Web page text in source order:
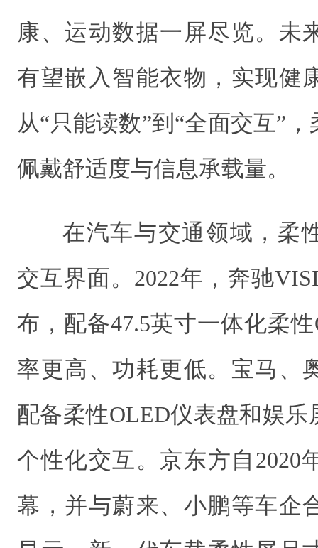
康、运动数据一屏尽览。未
有望嵌入智能衣物，实现健
从“只能读数”到“全面交互”
佩戴舒适度与信息承载量。
在汽车与交通领域，柔
交互界面。2022年，奔驰
布，配备47.5英寸一体化柔
率更高、功耗更低。宝马、
配备柔性OLED仪表盘和娱
个性化交互。京东方自2020
幕，并与蔚来、小鹏等车企